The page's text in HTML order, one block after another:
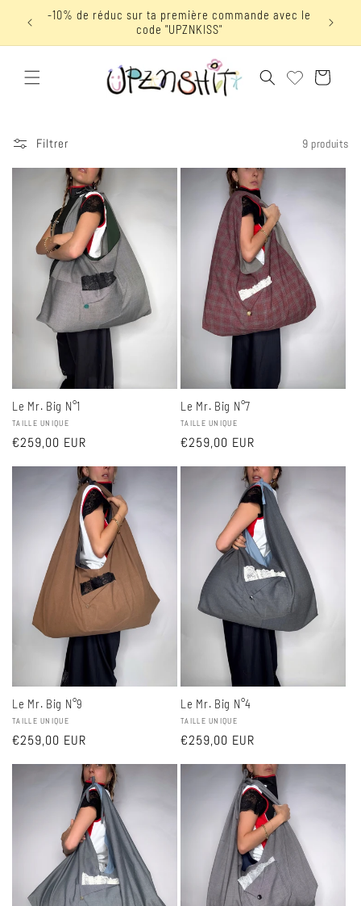
passer
contenu
-10% de réduc sur ta première commande avec le
code "UPZNKISS"
Panier
Filtrer 9 produits
Le Mr. Big N°1
Fournisseur :
TAILLE UNIQUE
Prix
€259,00 EUR
Le Mr. Big N°7
Fournisseur :
TAILLE UNIQUE
Prix
€259,00 EUR
Le Mr. Big N°9
Fournisseur :
TAILLE UNIQUE
Prix
€259,00 EUR
Le Mr. Big N°4
Fournisseur :
TAILLE UNIQUE
Prix
€259,00 EUR